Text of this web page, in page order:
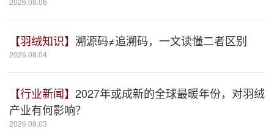
【羽绒知识】 溯源码≠追溯码，一文读懂二者区别
2026.08.04
【行业新闻】 2027年或成新的全球最暖年份，对羽绒
产业有何影响？
2026.08.03